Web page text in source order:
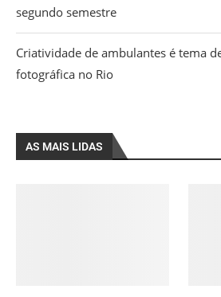
segundo semestre
Criatividade de ambulantes é tema
fotográfica no Rio
AS MAIS LIDAS